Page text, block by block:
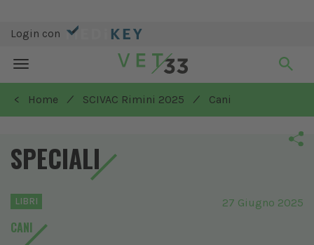
Login con
Toggle
navigation
< Home
/ SCIVAC Rimini 2025 / Cani
SPECIALI
LIBRI
CANI
27 Giugno 2025